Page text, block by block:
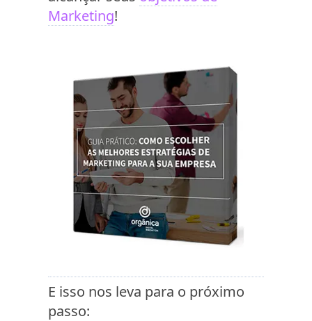
Marketing!
E isso nos leva para o próximo
passo: